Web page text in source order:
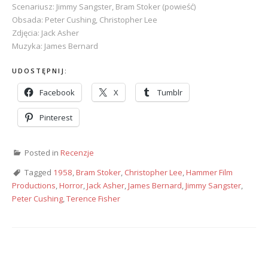
Scenariusz: Jimmy Sangster, Bram Stoker (powieść)
Obsada: Peter Cushing, Christopher Lee
Zdjęcia: Jack Asher
Muzyka: James Bernard
UDOSTĘPNIJ:
Facebook X Tumblr
Pinterest
Posted in Recenzje
Tagged 1958,Bram Stoker, Christopher Lee,Hammer Film
Productions,Horror,Jack Asher,James Bernard,Jimmy Sangster,
Peter Cushing,Terence Fisher